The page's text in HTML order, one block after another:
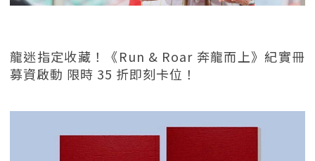
龍迷指定收藏！《Run & Roar 奔龍而上》紀實冊
募資啟動 限時 35 折即刻卡位！